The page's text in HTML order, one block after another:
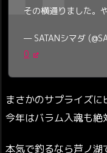
その横通りました。
— SATANシマダ
0
まさかのサプライズに
今年はバラム入魂も絶
本気で釣るなら芦ノ湖